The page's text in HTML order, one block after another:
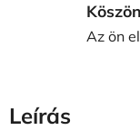
Az ön
Leírás